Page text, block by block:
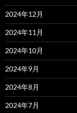
2024年12月
2024年11月
2024年10月
2024年9月
2024年8月
2024年7月